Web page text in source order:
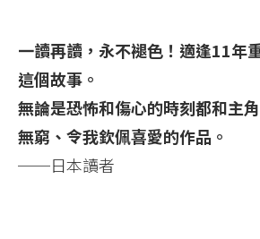
一讀再讀，永不褪色！適逢11年
這個故事。
無論是恐怖和傷心的時刻都和主
無窮、令我欽佩喜愛的作品。
──日本讀者